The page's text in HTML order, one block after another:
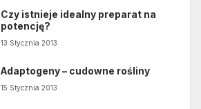
Czy istnieje idealny preparat na
potencję?
13 Stycznia 2013
Adaptogeny – cudowne rośliny
15 Stycznia 2013